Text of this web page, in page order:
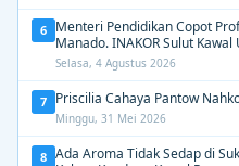
6 Menteri Pendidikan Copot
Manado. INAKOR Sulut
Aroma Busuk di Suksesi Rektor
Selasa, 4 Agustus 2026
7 Priscilia Cahaya Pantow
Minggu, 31 Mei 2026
8 Ada Aroma Tidak Sedap di